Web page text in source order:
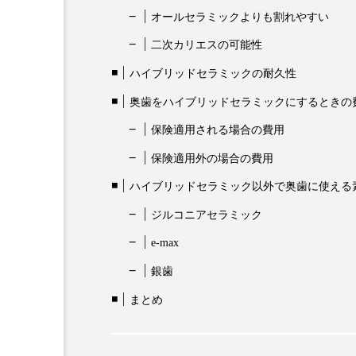
オールセラミックよりも割れやすい
二次カリエスの可能性
ハイブリッドセラミックの耐久性
奥歯をハイブリッドセラミックにするときの
保険適用される場合の費用
保険適用外の場合の費用
ハイブリッドセラミック以外で奥歯に使える
ジルコニアセラミック
e-max
銀歯
まとめ